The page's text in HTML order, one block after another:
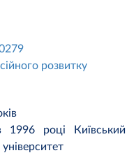
розвитку
1996 році Київський